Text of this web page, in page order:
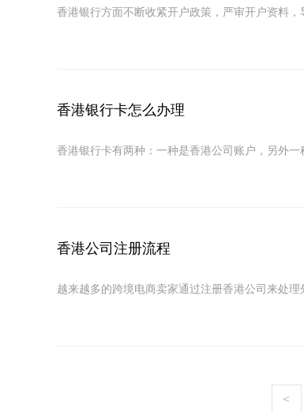
香港银行方面不断收紧开户政策，严审开户资料
香港银行卡怎么办理
香港银行卡有两种：一种是香港公司账户，另外
香港公司注册流程
越来越多的跨境电商卖家通过注册香港公司来处
<